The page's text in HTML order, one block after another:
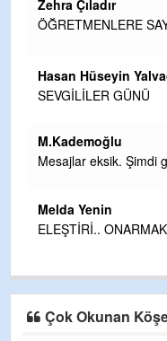
Zehra Çıladır
ÖĞRETMENLERE
Hasan Hüseyin
SEVGİLİLER GÜNÜ
M.Kademoğlu
Mesajlar eksik. Şimdi
Melda Yenin
ELEŞTİRİ..
Çok Okunan Köşe